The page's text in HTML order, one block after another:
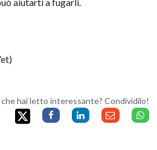
che hai letto interessante? Condividilo!